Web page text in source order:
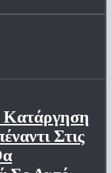
Κατάργηση
Στις